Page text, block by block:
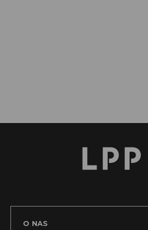
O NAS